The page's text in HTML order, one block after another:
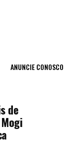
ANUNCIE CONOSCO
de